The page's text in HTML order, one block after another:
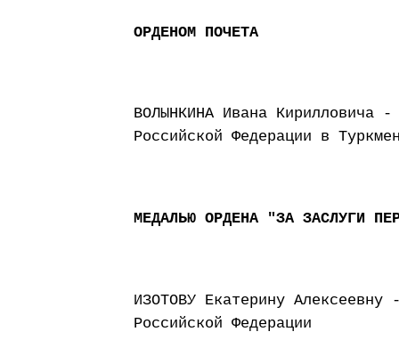
ОРДЕНОМ ПОЧЕТА
ВОЛЫНКИНА Ивана Кирилловича
Российской Федерации в
МЕДАЛЬЮ ОРДЕНА "ЗА ЗАСЛУГИ
ИЗОТОВУ Екатерину Алексеевну
Российской Федерации